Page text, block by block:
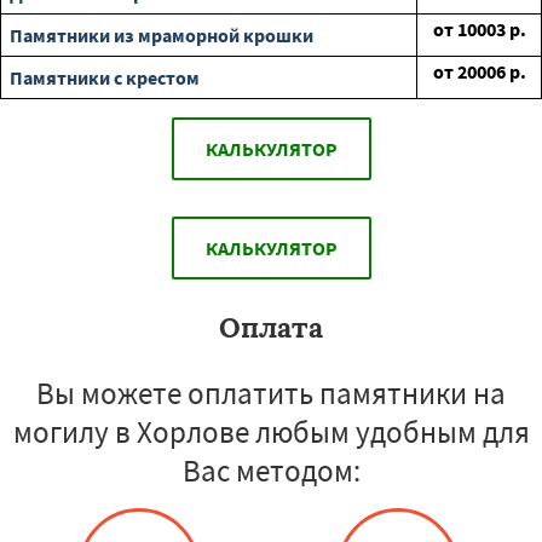
Памятники из мраморной крошки
от 10003 р.
Памятники с крестом
от20006 р.
КАЛЬКУЛЯТОР
КАЛЬКУЛЯТОР
Оплата
Вы можете оплатить памятники на
могилу в Хорлове любым удобным для
Вас методом: